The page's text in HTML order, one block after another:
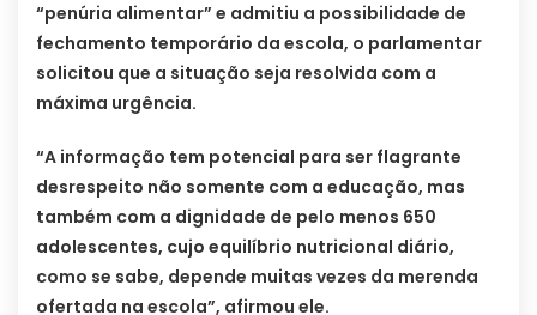
“penúria alimentar” e admitiu a possibilidade de
fechamento temporário da escola, o parlamentar
solicitou que a situação seja resolvida com a
máxima urgência.
“A informação tem potencial para ser flagrante
desrespeito não somente com a educação, mas
também com a dignidade de pelo menos 650
adolescentes, cujo equilíbrio nutricional diário,
como se sabe, depende muitas vezes da merenda
ofertada na escola”, afirmou ele.